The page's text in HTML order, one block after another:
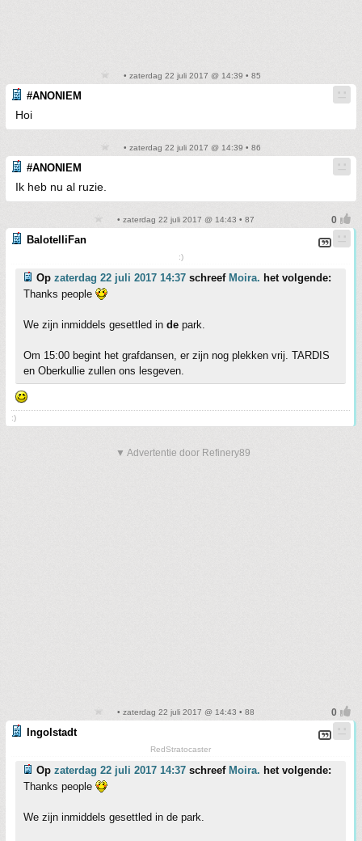
• zaterdag 22 juli 2017 @ 14:39 • 85
#ANONIEM
Hoi
• zaterdag 22 juli 2017 @ 14:39 • 86
#ANONIEM
Ik heb nu al ruzie.
• zaterdag 22 juli 2017 @ 14:43 • 87
BalotelliFan
:)
Op zaterdag 22 juli 2017 14:37 schreef Moira. het volgende:
Thanks people
We zijn inmiddels gesettled in de park.
Om 15:00 begint het grafdansen, er zijn nog plekken vrij. TARDIS
en Oberkullie zullen ons lesgeven.
:)
▼ Advertentie door Refinery89
• zaterdag 22 juli 2017 @ 14:43 • 88
Ingolstadt
RedStratocaster
Op zaterdag 22 juli 2017 14:37 schreef Moira. het volgende:
Thanks people
We zijn inmiddels gesettled in de park.